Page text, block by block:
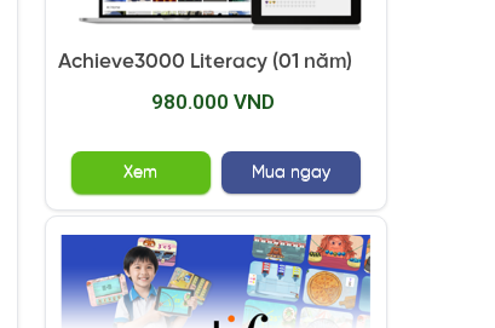
Achieve3000 Literacy (01 năm)
980.000 VND
Xem Mua ngay